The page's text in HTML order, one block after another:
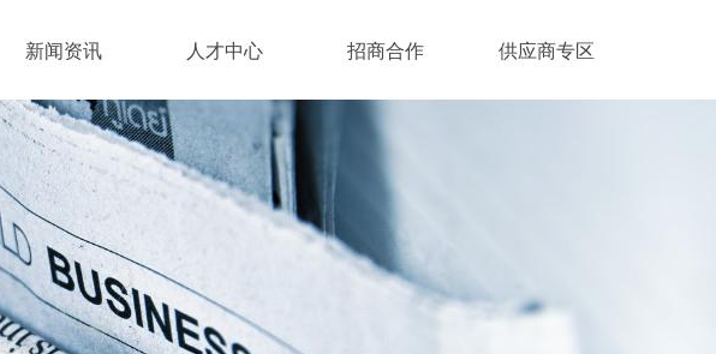
新闻资讯 人才中心 招商合作 供应商专区